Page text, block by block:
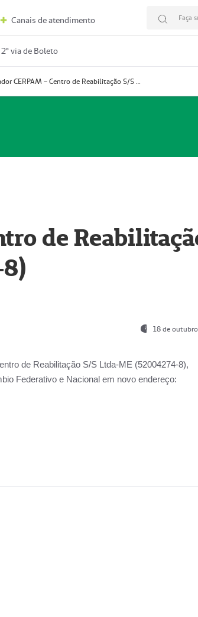
Canais de atendimento Faça
2º via de Boleto
Prestador CERPAM – Centro de Reabilitação S/S Ltda-ME (52004274-8)
de
18 de
de Reabilitação S/S Ltda-ME (52004274-8),
Federativo e Nacional em novo endereço: